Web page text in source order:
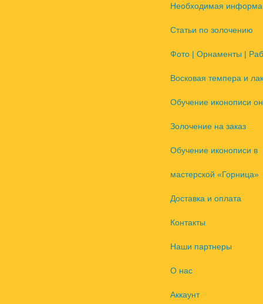
Необходимая
Статьи по золочению
Фото | Орнаменты |
Восковая темпера и лак
Обучение иконописи
Золочение на заказ
Обучение иконописи в
мастерской «Горница»
Доставка и оплата
Контакты
Наши партнеры
О нас
Аккаунт